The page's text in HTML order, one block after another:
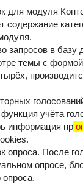
для модуля
содержание
запросов в базу
темы с формой
учёта
информация пр
опроса. После
опросе,
опроса.